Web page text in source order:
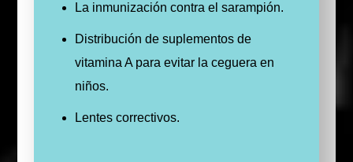
La inmunización contra el sarampión.
Distribución de suplementos de
vitamina A para evitar la ceguera en
niños.
Lentes correctivos.